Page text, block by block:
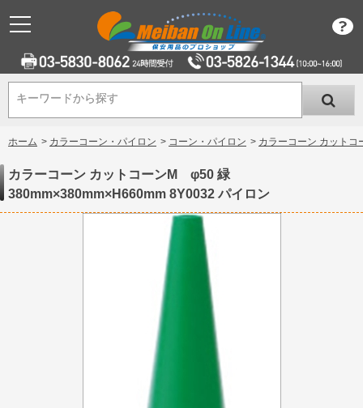
キーワードから探す
キーワードから探す
ホーム > カラーコーン・パイロン > コーン・パイロン > カラーコーン カット
カラーコーン カットコーンM φ50 緑
380mm×380mm×H660mm 8Y0032 パイロン